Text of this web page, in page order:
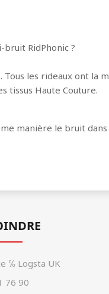
RidPhonic ?
les rideaux ont la
tissus Haute Couture.
manière le bruit dans
℅ Logsta UK
76 90